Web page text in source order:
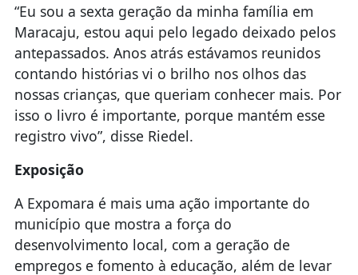
“Eu sou a sexta geração da minha família em
Maracaju, estou aqui pelo legado deixado pelos
antepassados. Anos atrás estávamos reunidos
contando histórias vi o brilho nos olhos das
nossas crianças, que queriam conhecer mais. Por
isso o livro é importante, porque mantém esse
registro vivo”, disse Riedel.
Exposição
A Expomara é mais uma ação importante do
município que mostra a força do
desenvolvimento local, com a geração de
empregos e fomento à educação, além de levar